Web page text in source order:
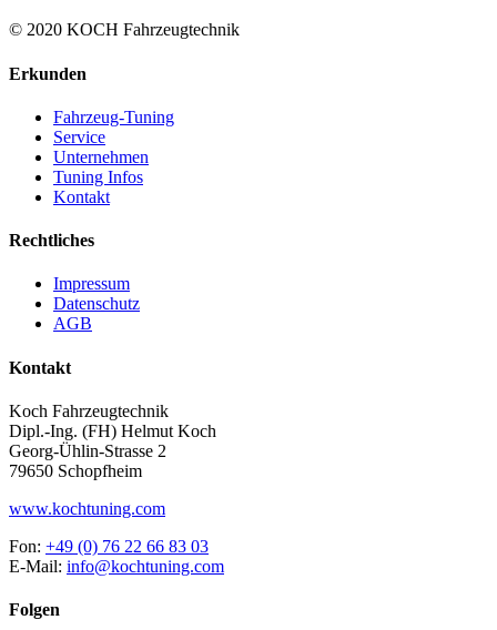
© 2020 KOCH Fahrzeugtechnik
Erkunden
Fahrzeug-Tuning
Service
Unternehmen
Tuning Infos
Kontakt
Rechtliches
Impressum
Datenschutz
AGB
Kontakt
Koch Fahrzeugtechnik
Dipl.-Ing. (FH) Helmut Koch
Georg-Ühlin-Strasse 2
79650 Schopfheim
www.kochtuning.com
Fon: +49 (0) 76 22 66 83 03
E-Mail: info@kochtuning.com
Folgen